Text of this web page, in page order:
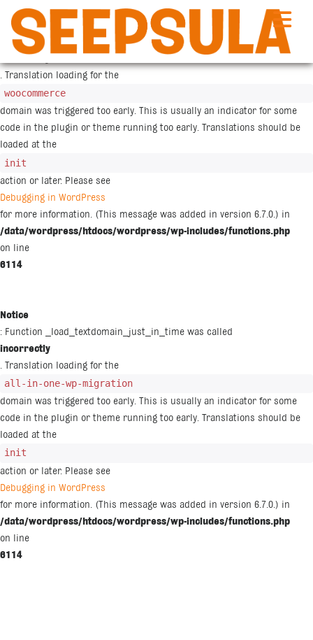
Notice
: Function _load_textdomain_just_in_time was called
. Translation loading for the
woocommerce
domain was triggered too early. This is usually an indicator for some
code in the plugin or theme running too early. Translations should be
loaded at the
init
action or later. Please see
Debugging in WordPress
for more information. (This message was added in version 6.7.0.) in
/data/wordpress/htdocs/wordpress/wp-includes/functions.php
on line
6114
Notice
: Function _load_textdomain_just_in_time was called
incorrectly
. Translation loading for the
all-in-one-wp-migration
domain was triggered too early. This is usually an indicator for some
code in the plugin or theme running too early. Translations should be
loaded at the
init
action or later. Please see
Debugging in WordPress
for more information. (This message was added in version 6.7.0.) in
/data/wordpress/htdocs/wordpress/wp-includes/functions.php
on line
6114
Siirry
sisältöön